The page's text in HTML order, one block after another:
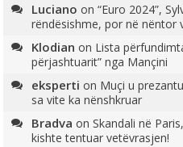
Luciano on“Euro 2024”,
rëndësishme, por në nëntor
Klodian on Lista
përjashtuarit” nga Mançini
eksperti on Muçi u
sa vite ka nënshkruar
Bradva onSkandali në
kishte tentuar vetëvrasjen!